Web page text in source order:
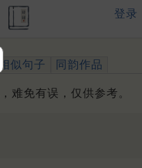
登录
相似句子 同韵作品
难免有误，仅供参考。